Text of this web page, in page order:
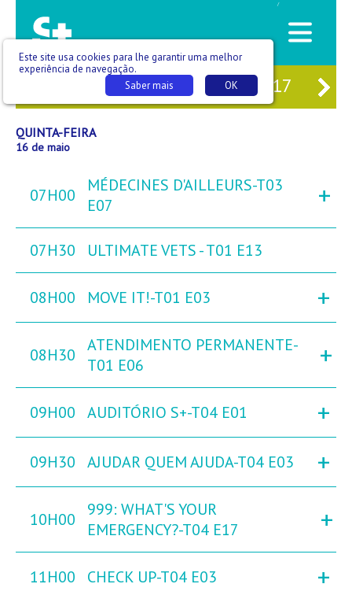
/
15 QUI 16 SEX 17
QUINTA-FEIRA
16 de maio
07H00
MÉDECINES D'AILLEURS-T03
E07
+
07H30 ULTIMATE VETS - T01 E13
08H00 MOVE IT!-T01 E03 +
08H30
ATENDIMENTO PERMANENTE-
T01 E06
+
09H00 AUDITÓRIO S+-T04 E01 +
09H30 AJUDAR QUEM AJUDA-T04 E03 +
10H00
999: WHAT'S YOUR
EMERGENCY?-T04 E17
+
11H00 CHECK UP-T04 E03 +
Este site usa cookies para lhe garantir uma melhor
experiência de navegação.
OK
Saber mais